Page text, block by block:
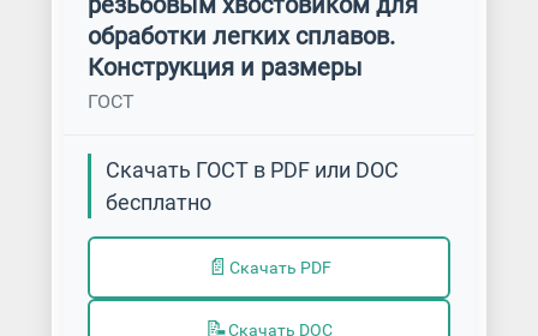
обработки легких сплавов.
Конструкция и размеры
ГОСТ
Скачать ГОСТ в PDF или DOC
бесплатно
📄 Скачать PDF
📝Скачать DOC